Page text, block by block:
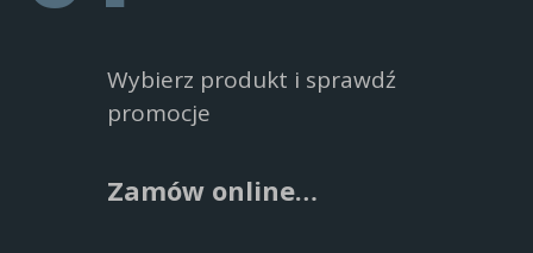
Wybierz produkt i sprawdź
promocje
Zamów online…